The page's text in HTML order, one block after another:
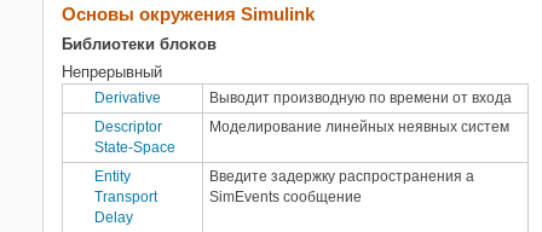
Audio Toolbox
Automated Driving Toolbox
Communications Toolbox
Computer Vision Toolbox
Control System Toolbox
Data Acquisition Toolbox
DDS Blockset
Deep Learning Toolbox
Основы окружения Simulink
Библиотеки блоков
Непрерывный
Derivative
Выводит производную по времени от входа
Descriptor
State-Space
Моделирование линейных неявных систем
Entity
Transport
Delay
Введите задержку распространения a
SimEvents сообщение